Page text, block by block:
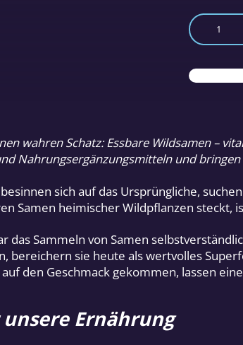
Essbare
Wildsamen
wahren Schatz: Essbare Wildsamen –
Nahrungsergänzungsmitteln und
sich auf das Ursprüngliche,
Samen heimischer Wildpflanzen steckt,
das Sammeln von Samen
bereichern sie heute als wertvolles
den Geschmack gekommen, lassen
Ernährung